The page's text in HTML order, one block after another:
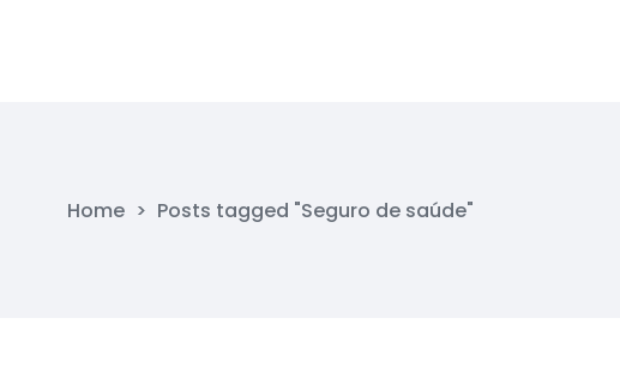
Home > Posts tagged "Seguro de saúde"